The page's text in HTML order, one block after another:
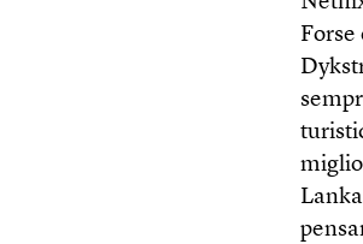
Forse